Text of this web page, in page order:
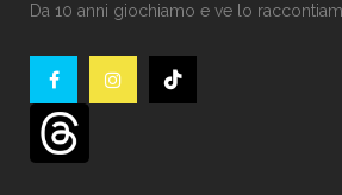
Da 10 anni giochiamo e ve lo